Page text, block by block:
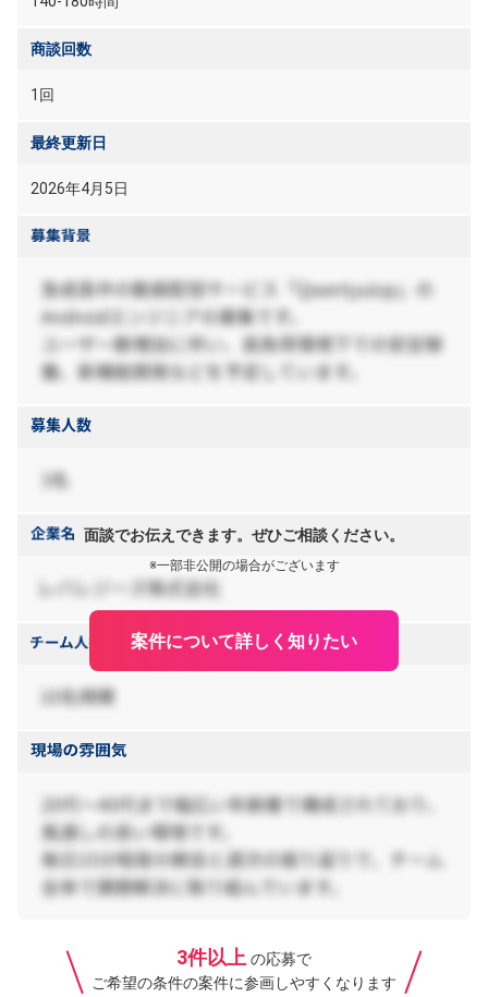
商談回数
1回
最終更新日
2026年4月5日
面談でお伝えできます。ぜひご相談ください。
※一部非公開の場合がございます
案件について詳しく知りたい
3件以上 の応募で
ご希望の条件の案件に参画しやすくなります